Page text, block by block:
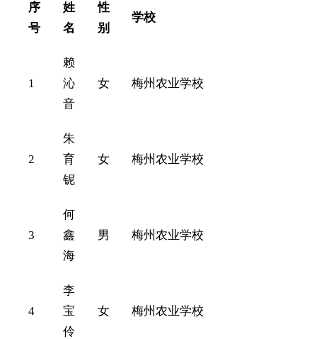
序
号
姓
名
性
别
学校
1
赖
沁
音
女 梅州农业学校
2
朱
育
铌
女 梅州农业学校
3
何
鑫
海
男 梅州农业学校
4
李
宝
伶
女 梅州农业学校